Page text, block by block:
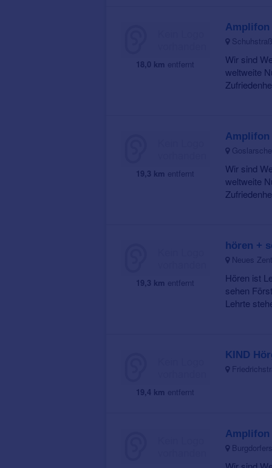
18,0 km entfernt
Amplifon
Wir sind
weltweite
19,3 km entfernt
Amplifon
Wir sind
weltweite
19,3 km entfernt
hören +
Neues
Hören ist
sehen
Lehrte
19,4 km entfernt
KIND
Amplifon